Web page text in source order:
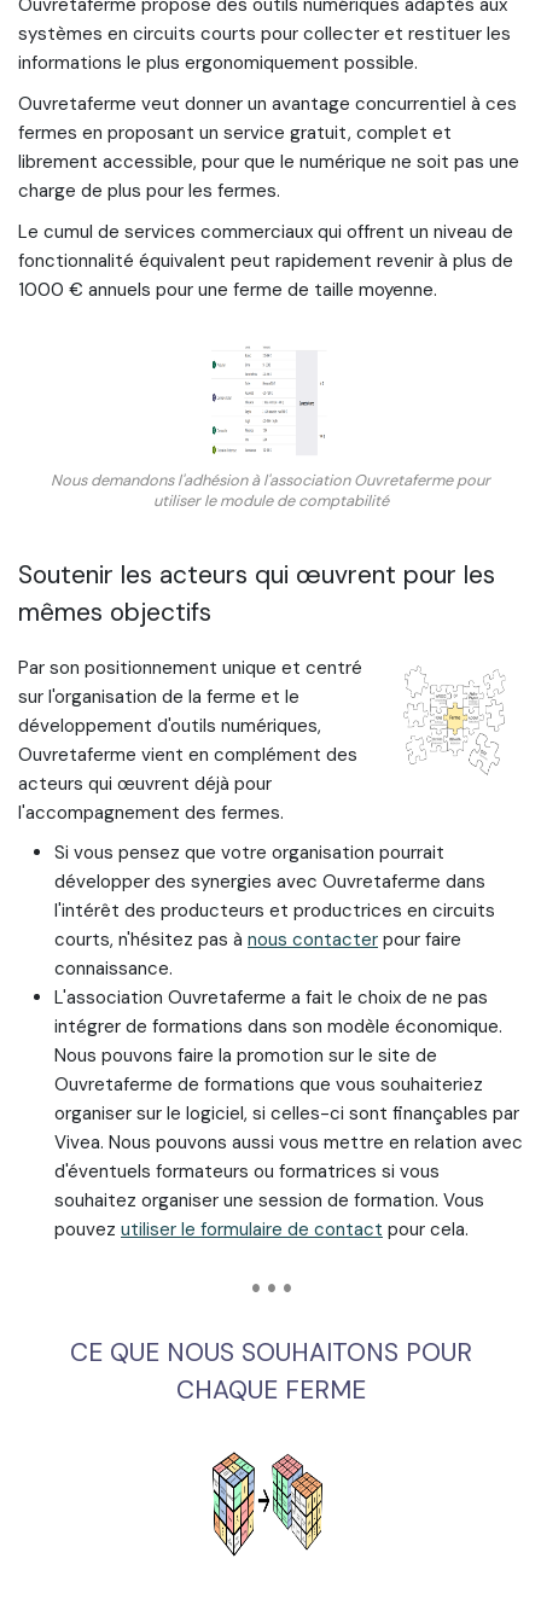
systèmes en circuits courts pour collecter et restituer les
informations le plus ergonomiquement possible.
Ouvretaferme veut donner un avantage concurrentiel à ces
fermes en proposant un service gratuit, complet et
librement accessible, pour que le numérique ne soit pas une
charge de plus pour les fermes.
Le cumul de services commerciaux qui offrent un niveau de
fonctionnalité équivalent peut rapidement revenir à plus de
1000 € annuels pour une ferme de taille moyenne.
Nous demandons l'adhésion à l'association Ouvretaferme pour
utiliser le module de comptabilité
Soutenir les acteurs qui œuvrent pour les
mêmes objectifs
Par son positionnement unique et centré
sur l'organisation de la ferme et le
développement d'outils numériques,
Ouvretaferme vient en complément des
acteurs qui œuvrent déjà pour
l'accompagnement des fermes.
Si vous pensez que votre organisation pourrait
développer des synergies avec Ouvretaferme dans
l'intérêt des producteurs et productrices en circuits
courts, n'hésitez pas à nous contacter pour faire
connaissance.
L'association Ouvretaferme a fait le choix de ne pas
intégrer de formations dans son modèle économique.
Nous pouvons faire la promotion sur le site de
Ouvretaferme de formations que vous souhaiteriez
organiser sur le logiciel, si celles-ci sont finançables par
Vivea. Nous pouvons aussi vous mettre en relation avec
d'éventuels formateurs ou formatrices si vous
souhaitez organiser une session de formation. Vous
pouvez utiliser le formulaire de contact pour cela.
• • •
CE QUE NOUS SOUHAITONS POUR
CHAQUE FERME